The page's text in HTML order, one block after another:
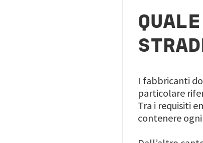
I fabbricanti
particolare
Tra i requisiti
contenere